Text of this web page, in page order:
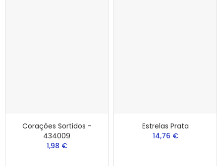
Corações Sortidos -
434009
1,98 €
Estrelas Prata
14,76 €